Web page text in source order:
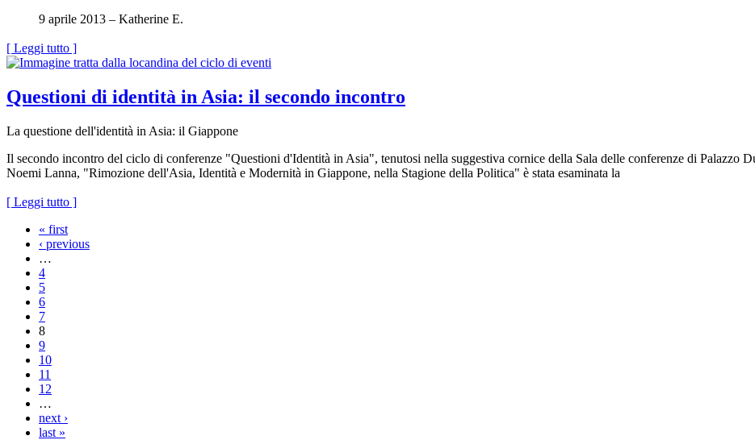
9 aprile 2013 – Katherine E.
[ Leggi tutto ]
Questioni di identità in Asia: il secondo incontro
La questione dell'identità in Asia: il Giappone
Il secondo incontro del ciclo di conferenze "Questioni d'Identità in Asia", tenutosi nella suggestiva cornice della Sala delle conferenze di Palazzo
Noemi Lanna, "Rimozione dell'Asia, Identità e Modernità in Giappone, nella Stagione della Politica" è stata esaminata la
[ Leggi tutto ]
« first
‹ previous
…
4
5
6
7
8
9
10
11
12
…
next ›
last »